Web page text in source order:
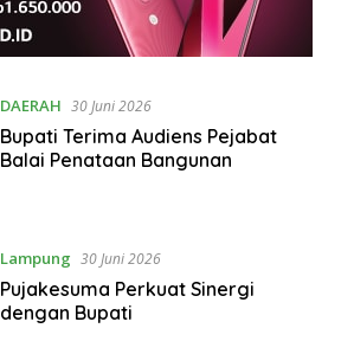
DAERAH 30 Juni 2026
Bupati Terima Audiens Pejabat
Balai Penataan Bangunan
Lampung 30 Juni 2026
Pujakesuma Perkuat Sinergi
dengan Bupati